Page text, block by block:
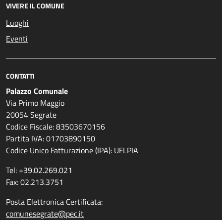
VIVERE IL COMUNE
Luoghi
Eventi
CONTATTI
Palazzo Comunale
Via Primo Maggio
20054 Segrate
Codice Fiscale: 83503670156
Partita IVA: 01703890150
Codice Unico Fatturazione (IPA): UFLPIA
Tel: +39.02.269.021
Fax: 02.213.3751
Posta Elettronica Certificata:
comunesegrate@pec.it